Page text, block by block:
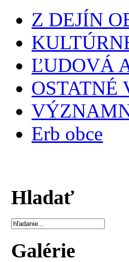
Z DEJÍN
ĽUDOVÁ
OSTATNÉ
Erb obce
Hladať
Galérie